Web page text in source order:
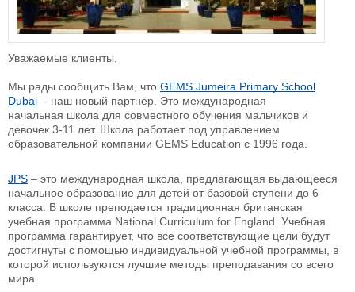
Уважаемые клиенты,
Мы рады сообщить Вам, что GEMS Jumeira Primary School
Dubai - наш новый партнёр. Это международная
начальная школа для совместного обучения мальчиков и
девочек 3-11 лет. Школа работает под управлением
образовательной компании GEMS Education с 1996 года.
JPS – это международная школа, предлагающая выдающееся
начальное образование для детей от базовой ступени до 6
класса. В школе преподается традиционная британская
учебная программа National Curriculum for England. Учебная
программа гарантирует, что все соответствующие цели будут
достигнуты с помощью индивидуальной учебной программы, в
которой используются лучшие методы преподавания со всего
мира.